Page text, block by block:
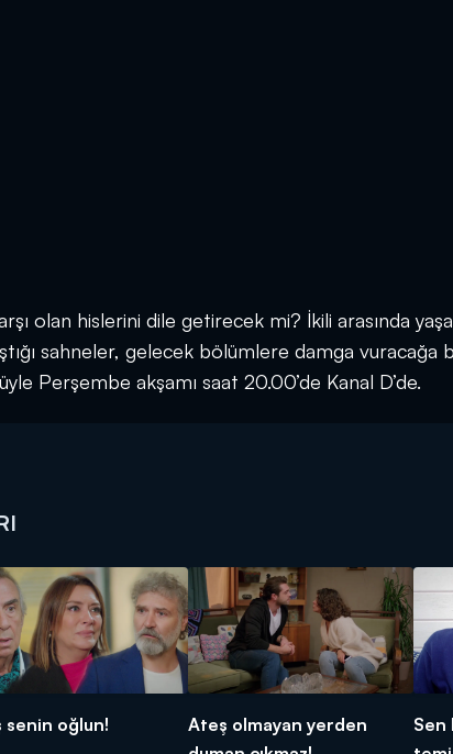
olan hislerini dile getirecek mi? İkili arasında
sahneler, gelecek bölümlere damga vuracağa
Perşembe akşamı saat 20.00’de Kanal D’de.
senin oğlun!
Ateş olmayan yerden
Sen